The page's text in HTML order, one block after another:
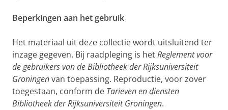
Beperkingen aan het gebruik
Het materiaal uit deze collectie wordt uitsluitend ter
inzage gegeven. Bij raadpleging is hetReglement voor
de gebruikers van de Bibliotheek der Rijksuniversiteit
Groningenvan toepassing. Reproductie, voor zover
toegestaan, conform de Tarieven en diensten
Bibliotheek der Rijksuniversiteit Groningen.